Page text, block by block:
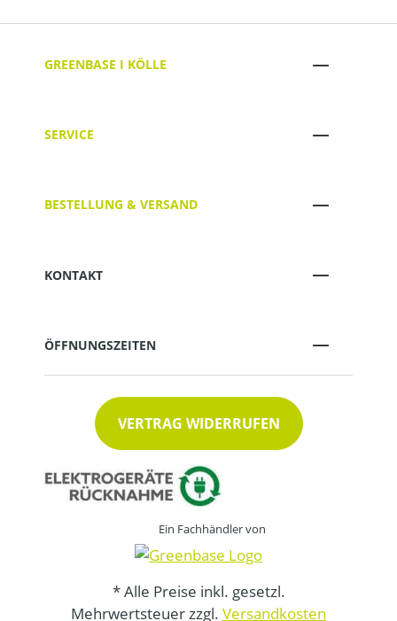
GREENBASE I KÖLLE
SERVICE
BESTELLUNG & VERSAND
KONTAKT
ÖFFNUNGSZEITEN
VERTRAG WIDERRUFEN
Ein Fachhändler von
* Alle Preise inkl. gesetzl.
Mehrwertsteuer zzgl. Versandkosten